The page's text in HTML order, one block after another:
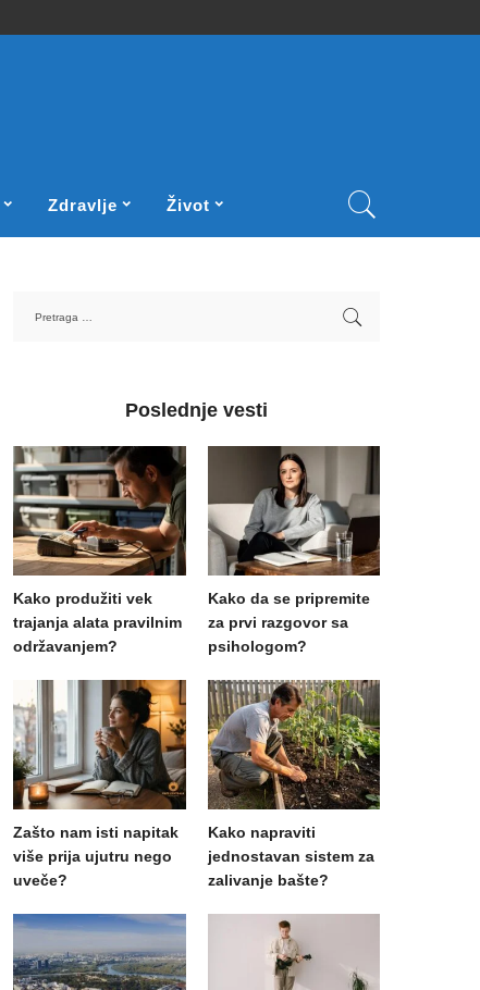
Zdravlje Život
Poslednje vesti
Kako produžiti vek
trajanja alata pravilnim
održavanjem?
Kako da se pripremite
za prvi razgovor sa
psihologom?
Zašto nam isti napitak
više prija ujutru nego
uveče?
Kako napraviti
jednostavan sistem za
zalivanje bašte?